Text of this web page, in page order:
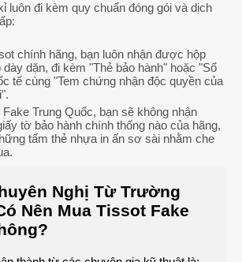
luôn đi kèm quy chuẩn đóng gói và dịch
chính hãng, bạn luôn nhận được hộp
dặn, đi kèm "Thẻ bảo hành" hoặc "Sổ
tế cùng "Tem chứng nhận độc quyền của
Trung Quốc, bạn sẽ không nhận
tờ bảo hành chính thống nào của hãng,
tấm thẻ nhựa in ấn sơ sài nhằm che
Nghị Từ Trường
Nên Mua Tissot Fake